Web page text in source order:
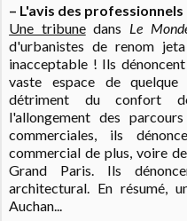
– L'avis des professionnels
Une tribunedans Le
d'urbanistes de renom
inacceptable ! Ils
vaste espace de
détriment du confort
l'allongement des
commerciales, ils
commercial de plus, voire
Grand Paris. Ils
architectural. En résumé,
Auchan...